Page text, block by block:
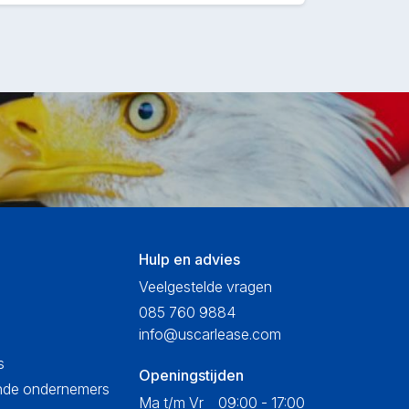
ondernemers
Hulp en advies
Veelgestelde vragen
085 760 9884
info@uscarlease.com
Openingstijden
Ma t/m Vr
09:00 - 17:00